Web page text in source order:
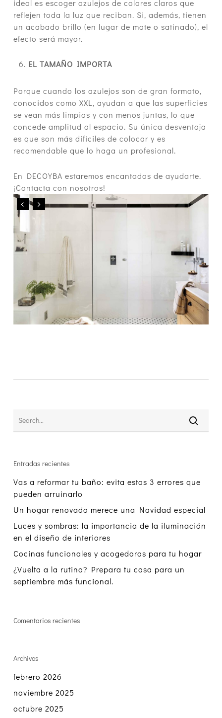
ideal es escoger azulejos de colores claros que
reflejen toda la luz que reciban. Si, además, tienen
un acabado brillo (en lugar de mate o satinado), el
efecto será mayor.
EL TAMAÑO IMPORTA
Porque cuando los azulejos son de gran formato,
conocidos como XXL, ayudan a que las superficies
se vean más limpias y con menos juntas, lo que
concede amplitud al espacio. Su única desventaja
es que son más difíciles de colocar y es
recomendable que lo haga un profesional.
En DECOYBA estaremos encantados de ayudarte.
¡Contacta con nosotros!
Entradas recientes
Vas a reformar tu baño: evita estos 3 errores que
pueden arruinarlo
Un hogar renovado merece una Navidad especial
Luces y sombras: la importancia de la iluminación
en el diseño de interiores
Cocinas funcionales y acogedoras para tu hogar
¿Vuelta a la rutina? Prepara tu casa para un
septiembre más funcional.
Comentarios recientes
Archivos
febrero 2026
noviembre 2025
octubre 2025